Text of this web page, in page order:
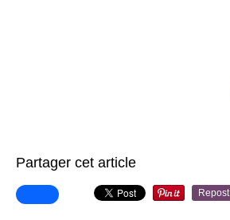
Partager cet article
Repost